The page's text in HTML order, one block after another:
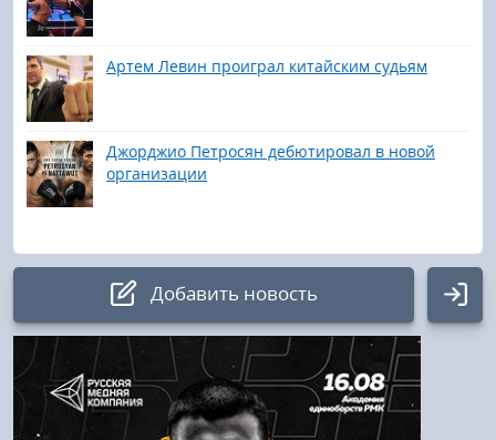
Артем Левин проиграл китайским судьям
Джорджио Петросян дебютировал в новой
организации
Добавить новость
Авторизация
Логин: